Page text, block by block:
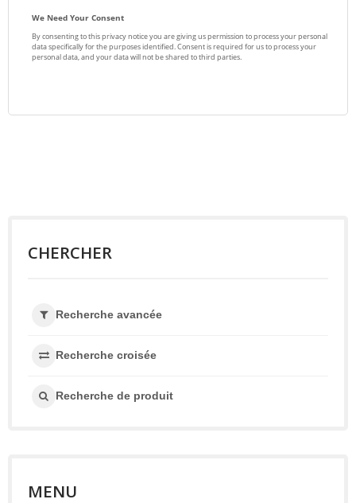
CHERCHER
Recherche avancée
Recherche croisée
Recherche de produit
MENU